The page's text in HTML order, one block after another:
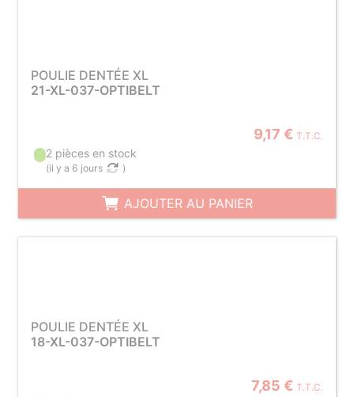
POULIE DENTÉE XL
21-XL-037-OPTIBELT
9,17 € T.T.C.
2 pièces en stock
(il y a 6 jours )
AJOUTER AU PANIER
POULIE DENTÉE XL
18-XL-037-OPTIBELT
7,85 € T.T.C.